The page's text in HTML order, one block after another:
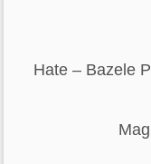
Hate – Bazele